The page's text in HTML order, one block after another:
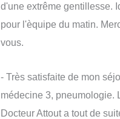
d'une extrême gentillesse.
pour l'èquipe du matin.
vous.
- Très satisfaite de mon
médecine 3, pneumologie.
Docteur Attout a tout de